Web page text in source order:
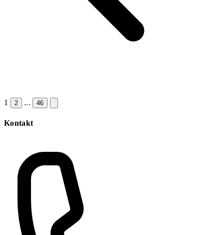
1 2 ... 46
Kontakt